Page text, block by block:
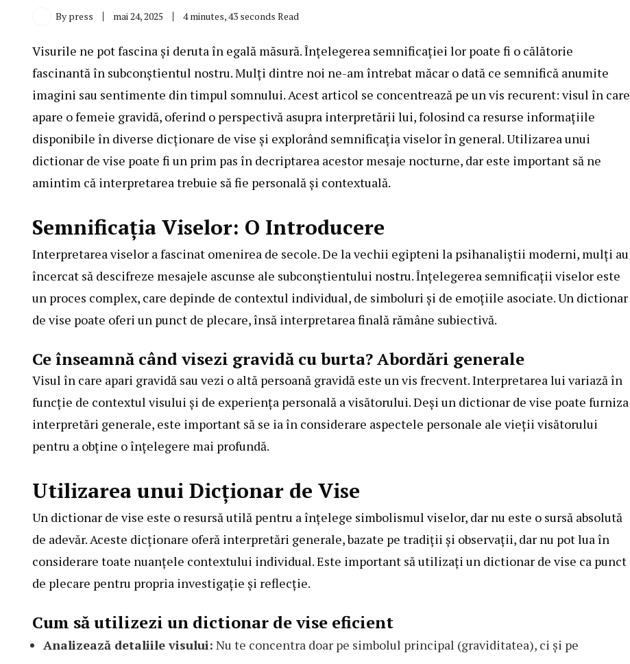
By press mai 24, 2025 4 minutes, 43 seconds Read
Visurile ne pot fascina și deruta în egală măsură. Înțelegerea semnificației lor poate fi o călătorie
fascinantă în subconștientul nostru. Mulți dintre noi ne-am întrebat măcar o dată ce semnifică anumite
imagini sau sentimente din timpul somnului. Acest articol se concentrează pe un vis recurent: visul în care
apare o femeie gravidă, oferind o perspectivă asupra interpretării lui, folosind ca resurse informațiile
disponibile în diverse dicționare de vise și explorând semnificația viselor în general. Utilizarea unui
dictionar de vise poate fi un prim pas în decriptarea acestor mesaje nocturne, dar este important să ne
amintim că interpretarea trebuie să fie personală și contextuală.
Semnificația Viselor: O Introducere
Interpretarea viselor a fascinat omenirea de secole. De la vechii egipteni la psihanaliștii moderni, mulți au
încercat să descifreze mesajele ascunse ale subconștientului nostru. Înțelegerea semnificații viselor este
un proces complex, care depinde de contextul individual, de simboluri și de emoțiile asociate. Un dictionar
de vise poate oferi un punct de plecare, însă interpretarea finală rămâne subiectivă.
Ce înseamnă când visezi gravidă cu burta? Abordări generale
Visul în care apari gravidă sau vezi o altă persoană gravidă este un vis frecvent. Interpretarea lui variază în
funcție de contextul visului și de experiența personală a visătorului. Deși un dictionar de vise poate furniza
interpretări generale, este important să se ia în considerare aspectele personale ale vieții visătorului
pentru a obține o înțelegere mai profundă.
Utilizarea unui Dicționar de Vise
Un dictionar de vise este o resursă utilă pentru a înțelege simbolismul viselor, dar nu este o sursă absolută
de adevăr. Aceste dicționare oferă interpretări generale, bazate pe tradiții și observații, dar nu pot lua în
considerare toate nuanțele contextului individual. Este important să utilizați un dictionar de vise ca punct
de plecare pentru propria investigație și reflecție.
Cum să utilizezi un dictionar de vise eficient
Analizează detaliile visului: Nu te concentra doar pe simbolul principal (graviditatea), ci și pe